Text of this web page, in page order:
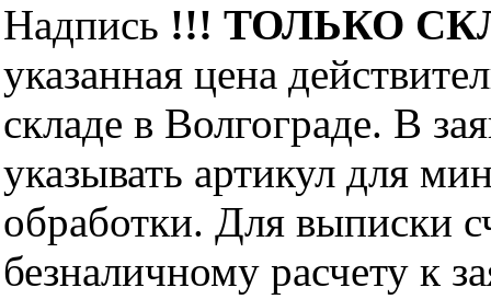
Надпись !!! ТОЛЬКО
указанная цена
складе в Волгограде. В
указывать артикул для
обработки. Для выписки
безналичному расчету к